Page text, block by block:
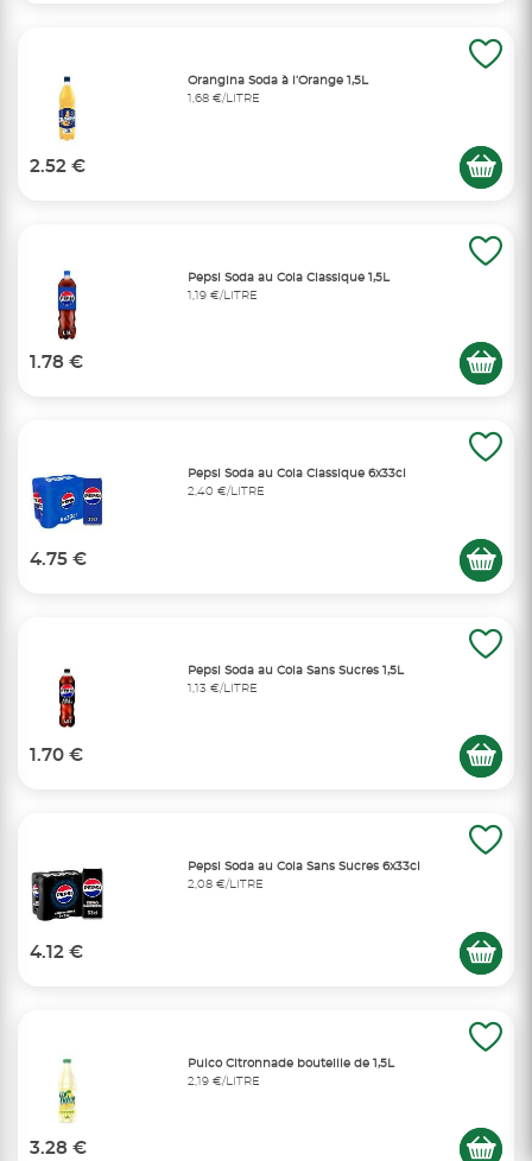
Orangina Soda à l’Orange 1,5L
1,68 €/LITRE
2.52 €
Pepsi Soda au Cola Classique 1,5L
1,19 €/LITRE
1.78 €
Pepsi Soda au Cola Classique 6x33cl
2,40 €/LITRE
4.75 €
Pepsi Soda au Cola Sans Sucres 1,5L
1,13 €/LITRE
1.70 €
Pepsi Soda au Cola Sans Sucres 6x33cl
2,08 €/LITRE
4.12 €
Pulco Citronnade bouteille de 1,5L
2,19 €/LITRE
3.28 €